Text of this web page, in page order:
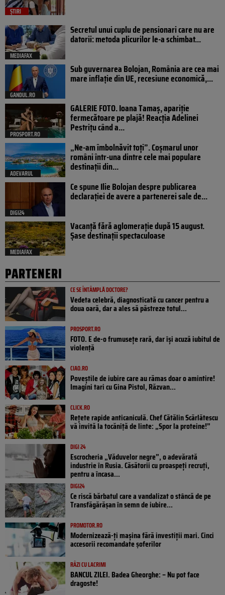
ȘTIRI
MEDIAFAX
Secretul unui cuplu de pensionari care nu are
datorii: metoda plicurilor le-a schimbat...
GANDUL.RO
Sub guvernarea Bolojan, România are cea mai
mare inflație din UE, recesiune economică,...
PROSPORT.RO
GALERIE FOTO. Ioana Tamaş, apariție
fermecătoare pe plajă! Reacția Adelinei
Pestrițu când a...
ADEVARUL
„Ne-am îmbolnăvit toți”. Coșmarul unor
români într-una dintre cele mai populare
destinații din...
DIGI24
Ce spune Ilie Bolojan despre publicarea
declarației de avere a partenerei sale de...
MEDIAFAX
Vacanță fără aglomerație după 15 august.
Șase destinații spectaculoase
PARTENERI
CE SE ÎNTÂMPLĂ DOCTORE?
Vedeta celebră, diagnosticată cu cancer pentru a
doua oară, dar a ales să păstreze totul...
PROSPORT.RO
FOTO. E de-o frumusețe rară, dar își acuză iubitul de
violență
CIAO.RO
Poveştile de iubire care au rămas doar o amintire!
Imagini tari cu Gina Pistol, Răzvan...
CLICK.RO
Rețete rapide anticaniculă. Chef Cătălin Scărlătescu
vă invită la tocăniță de linte: „Spor la proteine!”
DIGI 24
Escrocheria „Văduvelor negre”, o adevărată
industrie în Rusia. Căsătorii cu proaspeți recruți,
pentru a încasa...
DIGI24
Ce riscă bărbatul care a vandalizat o stâncă de pe
Transfăgărășan în semn de iubire...
PROMOTOR.RO
Modernizează-ți mașina fără investiții mari. Cinci
accesorii recomandate șoferilor
RÂZI CU LACRIMI
BANCUL ZILEI. Badea Gheorghe: – Nu pot face
dragoste!